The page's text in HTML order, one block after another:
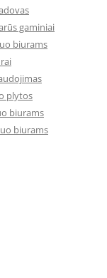
gaminiai
biurams
plytos
biurams
biurams